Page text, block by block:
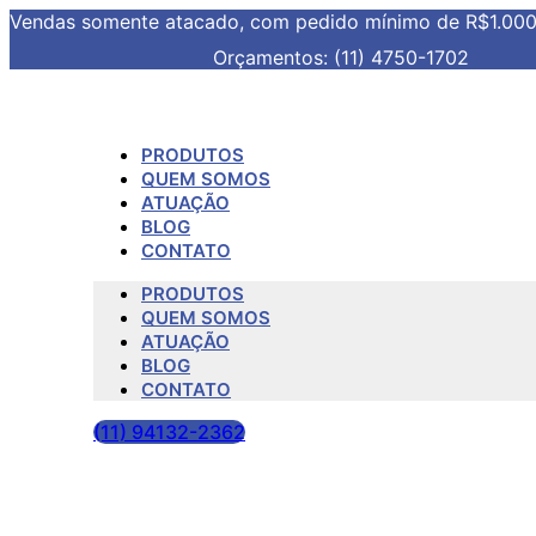
Vendas somente atacado, com pedido mínimo de R$1.000
Orçamentos: (11) 4750-1702
PRODUTOS
QUEM SOMOS
ATUAÇÃO
BLOG
CONTATO
PRODUTOS
QUEM SOMOS
ATUAÇÃO
BLOG
CONTATO
(11) 94132-2362